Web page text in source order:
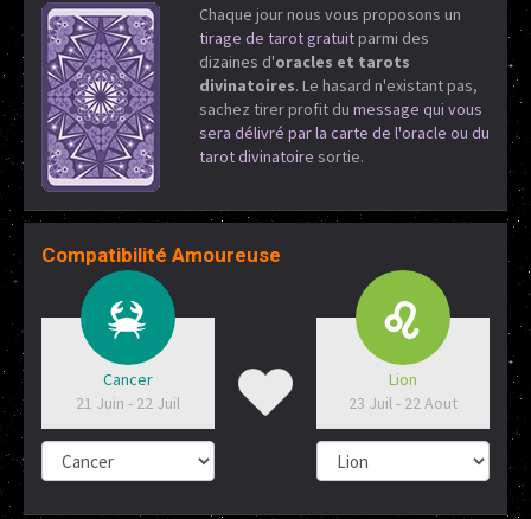
Chaque jour nous vous proposons un
tirage de tarot gratuitparmi des
dizaines d'oracles et tarots
divinatoires. Le hasard n'existant pas,
sachez tirer profit du message qui vous
sera délivré par la carte de l'oracle ou du
tarot divinatoire sortie.
Compatibilité Amoureuse
Cancer
21 Juin - 22 Juil
Lion
23 Juil - 22 Aout